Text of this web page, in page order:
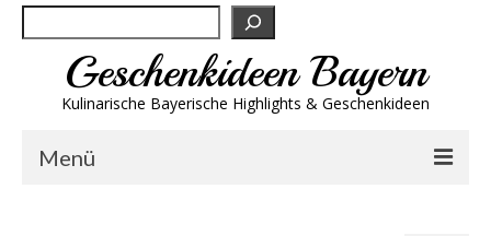
Suchen
Geschenkideen Bayern
Kulinarische Bayerische Highlights & Geschenkideen
Menü